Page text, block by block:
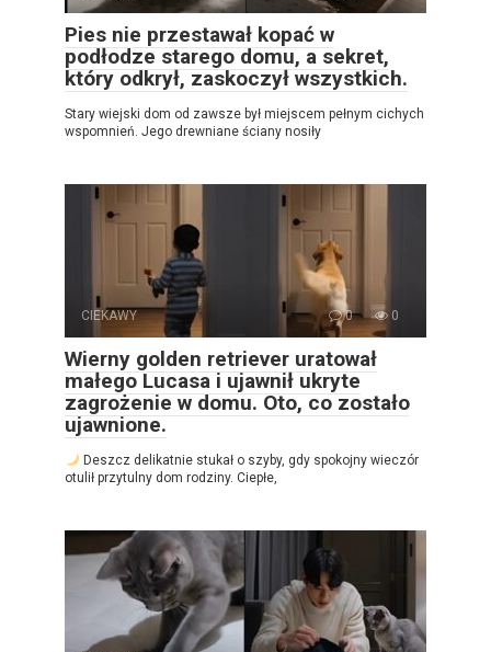
Pies nie przestawał kopać w
podłodze starego domu, a sekret,
który odkrył, zaskoczył wszystkich.
Stary wiejski dom od zawsze był miejscem pełnym cichych
wspomnień. Jego drewniane ściany nosiły
CIEKAWY 0 0
Wierny golden retriever uratował
małego Lucasa i ujawnił ukryte
zagrożenie w domu. Oto, co zostało
ujawnione.
Deszcz delikatnie stukał o szyby, gdy spokojny wieczór
otulił przytulny dom rodziny. Ciepłe,